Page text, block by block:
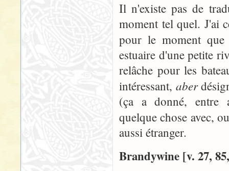
Il n'existe pas de
moment tel quel. J'ai
pour le moment
estuaire d'une petite
relâche pour les
intéressant, aber
(ça a donné, entre
quelque chose avec,
aussi étranger.
Brandywine [v. 27,